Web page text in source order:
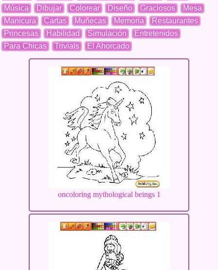
Música
Dibujar Colorear Diseño Graciosos
Mesa
Manicura
Cartas Muñecas Memoria
Restaurantes
Princesas
Habilidad Simulación
Entretenidos
Para Chicas
Trivials El Ahorcado
oncoloring mythological beings 1